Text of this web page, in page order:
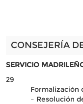
CONSEJERÍA
SERVICIO
29
Formalización
– Resolución